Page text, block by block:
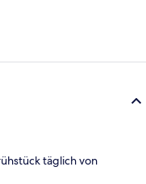
täglich von